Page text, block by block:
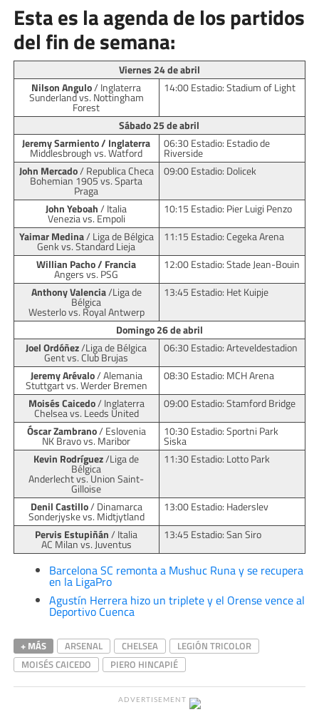
Esta es la agenda de los partidos
del fin de semana:
Viernes 24 de abril
Nilson Angulo/ Inglaterra
Sunderland vs. Nottingham
Forest
14:00 Estadio: Stadium of Light
Sábado 25 de abril
Jeremy Sarmiento / Inglaterra
Middlesbrough vs. Watford
06:30 Estadio: Estadio de
Riverside
John Mercado/ Republica Checa
Bohemian 1905 vs. Sparta
Praga
09:00 Estadio: Dolicek
John Yeboah/ Italia
Venezia vs. Empoli
10:15 Estadio: Pier Luigi Penzo
Yaimar Medina/ Liga de Bélgica
Genk vs. Standard Lieja
11:15 Estadio: Cegeka Arena
Willian Pacho / Francia
Angers vs. PSG
12:00 Estadio: Stade Jean-Bouin
Anthony Valencia/Liga de
Bélgica
Westerlo vs. Royal Antwerp
13:45 Estadio: Het Kuipje
Domingo 26 de abril
Joel Ordóñez/Liga de Bélgica
Gent vs. Club Brujas
06:30 Estadio: Arteveldestadion
Jeremy Arévalo/ Alemania
Stuttgart vs. Werder Bremen
08:30 Estadio: MCH Arena
Moisés Caicedo/ Inglaterra
Chelsea vs. Leeds United
09:00 Estadio: Stamford Bridge
Óscar Zambrano/ Eslovenia
NK Bravo vs. Maribor
10:30 Estadio: Sportni Park
Siska
Kevin Rodríguez/Liga de
Bélgica
Anderlecht vs. Union Saint-
Gilloise
11:30 Estadio: Lotto Park
Denil Castillo/ Dinamarca
Sonderjyske vs. Midtjytland
13:00 Estadio: Haderslev
Pervis Estupiñán/ Italia
AC Milan vs. Juventus
13:45 Estadio: San Siro
Barcelona SC remonta a Mushuc Runa y se recupera
en la LigaPro
Agustín Herrera hizo un triplete y el Orense vence al
Deportivo Cuenca
+ MÁS ARSENAL CHELSEA
LEGIÓN TRICOLOR
MOISÉS CAICEDO
PIERO HINCAPIÉ
ADVERTISEMENT